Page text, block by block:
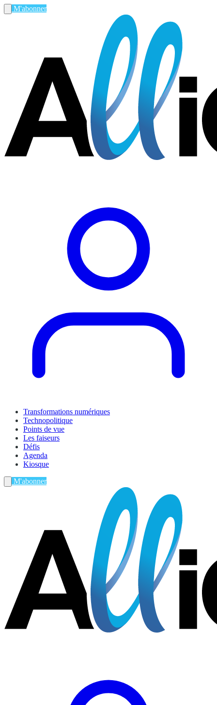
M'abonner
Transformations numériques
Technopolitique
Points de vue
Les faiseurs
Défis
Agenda
Kiosque
M'abonner